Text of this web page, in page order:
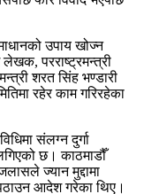
उपाय खोज्न
परराष्ट्रमन्त्री
शरत सिंह भण्डारी
रहेर काम गरिरहेका
संलग्न दुर्गा
छ। काठमाडौँ
ज्यान मुद्दामा
आदेश गरेका थिए।